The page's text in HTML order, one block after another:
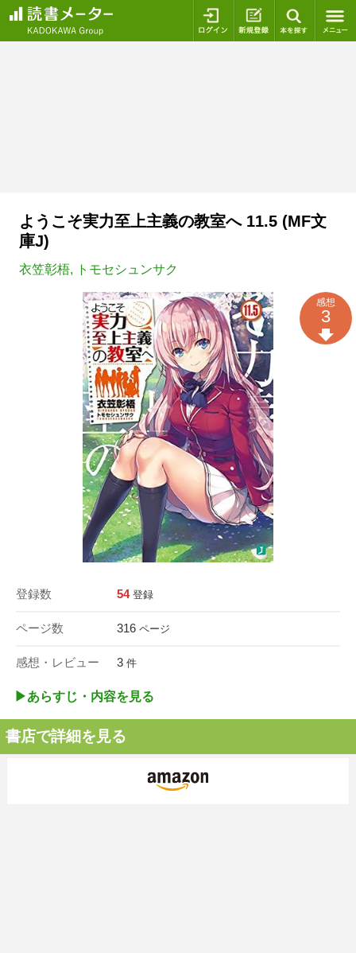
ログイン 新規登録
ようこそ実力至上主義の教室へ 11.5 (MF文
庫J)
衣笠彰梧, トモセシュンサク
登録数 54 登録
ページ数 316 ページ
感想・レビュー 3 件
感想
3
▶︎あらすじ・内容を見る
書店で詳細を見る